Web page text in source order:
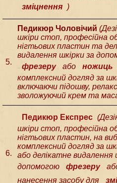
зміцнення )
5.
Педикюр Чоловічий (
шкіри стоп, професійна
нігтьових пластин та
видалення шкірки за
фрезеру
або ножиць
комплексний догляд за
включаючи підошву,
зволожуючий крем та
6.
Педикюр Експрес (
шкіри стоп, професійна
нігтьових пластин, на
комплексний догляд за
або делікатне видалення
допомогою
фрезеру
нанесення засобу для